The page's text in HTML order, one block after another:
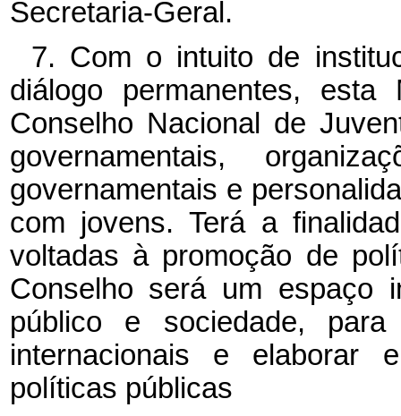
Secretaria-Geral.
7. Com o intuito de
diálogo permanentes,
Conselho Nacional de
governamentais,
governamentais e
com jovens. Terá a
voltadas à promoção de
Conselho será um espaço
público e sociedade,
internacionais e elaborar
políticas públicas